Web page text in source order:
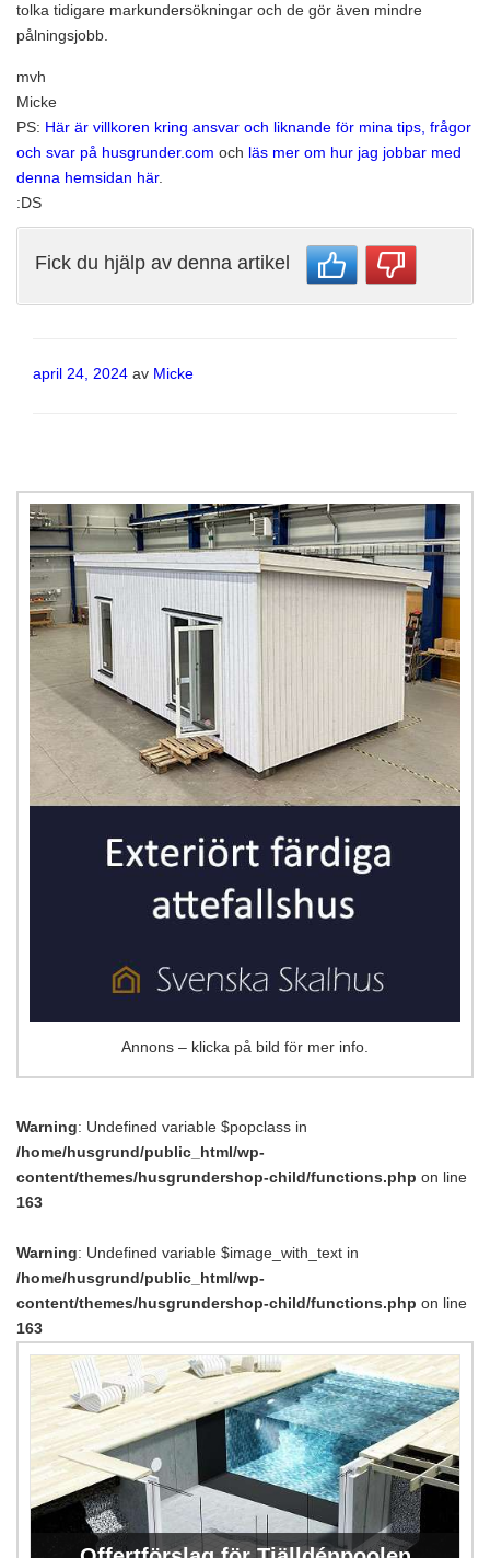
tolka tidigare markundersökningar och de gör även mindre
pålningsjobb.
mvh
Micke
PS: Här är villkoren kring ansvar och liknande för mina tips, frågor
och svar på husgrunder.com och läs mer om hur jag jobbar med
denna hemsidan här.
:DS
Fick du hjälp av denna artikel
Publicerat
april 24, 2024 av Micke
Annons – klicka på bild för mer info.
Warning: Undefined variable $popclass in
/home/husgrund/public_html/wp-
content/themes/husgrundershop-child/functions.php on line
163
Warning: Undefined variable $image_with_text in
/home/husgrund/public_html/wp-
content/themes/husgrundershop-child/functions.php on line
163